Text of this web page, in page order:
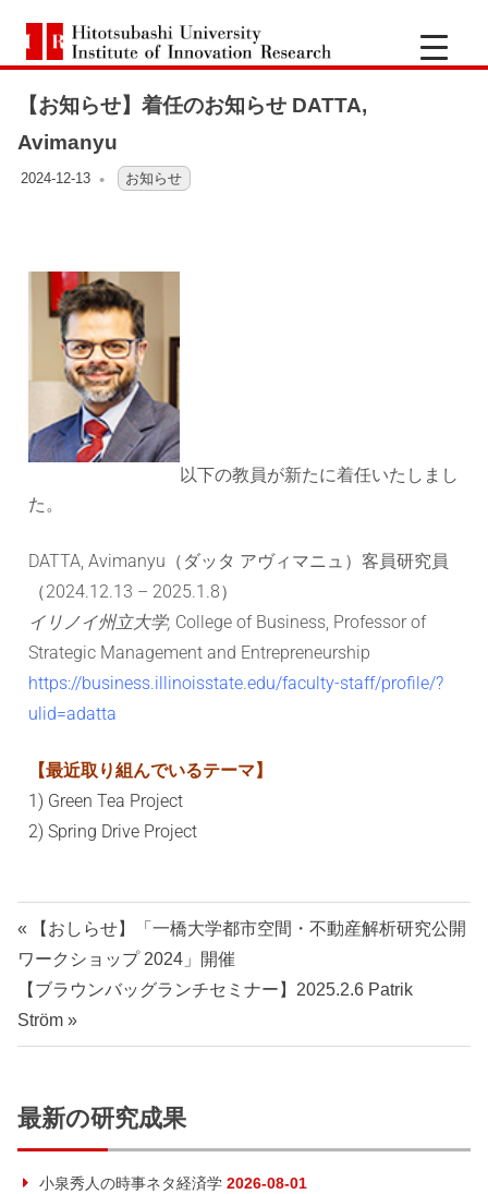
橋
ン
研
究
Hitotsubashi
Institute
of
Research
【お知らせ】着任のお知らせ DATTA,
Avimanyu
2024-12-13 OFO3_TESTIIR
お知らせ
以下の教員が新たに着任いたしまし
た。
DATTA, Avimanyu（ダッタ アヴィマニュ）客員研究員
（2024.12.13 – 2025.1.8）
イリノイ州立大学, College of Business, Professor of
Strategic Management and Entrepreneurship
https://business.illinoisstate.edu/faculty-staff/profile/?
ulid=adatta
【最近取り組んでいるテーマ】
1) Green Tea Project
2) Spring Drive Project
【おしらせ】「一橋大学都市空間・不動産解析研究公開
ワークショップ 2024」開催
【ブラウンバッグランチセミナー】2025.2.6 Patrik
Ström
最新の研究成果
小泉秀人の時事ネタ経済学 2026-08-01